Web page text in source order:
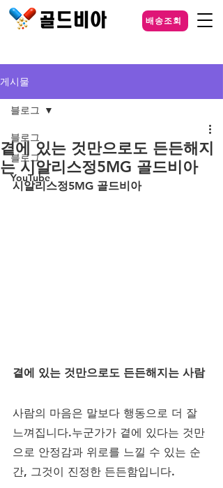
배송조회
게시물
블로그
블로그
YouTube
블로그
곁에 있는 것만으로도 든든해지
는 시알리스정5MG 골드비아
시알리스정5MG 골드비아
곁에 있는 것만으로도 든든해지는 사람
사람의 마음은 말보다 행동으로 더 잘
느껴집니다.누군가가 곁에 있다는 것만
으로 안정감과 위로를 느낄 수 있는 순
간, 그것이 진정한 든든함입니다.